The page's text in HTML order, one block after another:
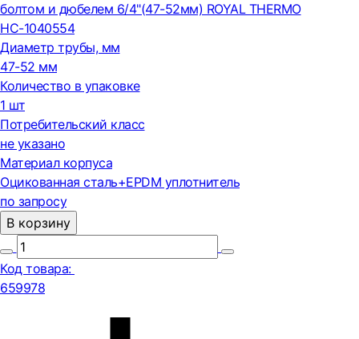
болтом и дюбелем 6/4"(47-52мм) ROYAL THERMO
НС-1040554
Диаметр трубы, мм
47-52 мм
Количество в упаковке
1 шт
Потребительский класс
не указано
Материал корпуса
Оцикованная сталь+EPDM уплотнитель
по запросу
В корзину
Код товара:
659978